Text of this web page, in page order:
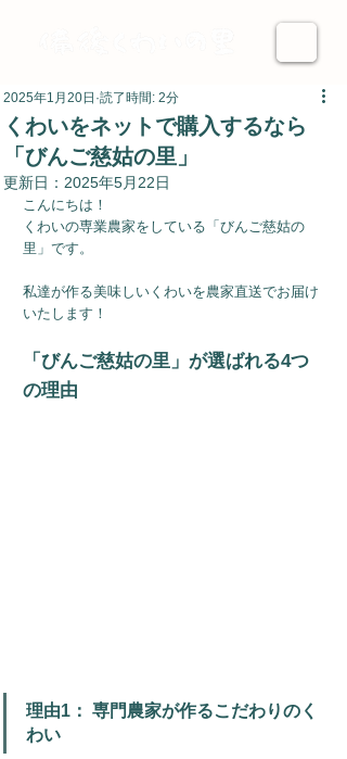
くわいをネットで購入するなら
「びんご慈姑の里」
2025年1月20日 読了時間: 2分
更新日： 2025年5月22日
こんにちは！
くわいの専業農家をしている「びんご慈姑の
里」です。
私達が作る美味しいくわいを農家直送でお届け
いたします！
「びんご慈姑の里」が選ばれる4つ
の理由
理由1： 専門農家が作るこだわりのく
わい